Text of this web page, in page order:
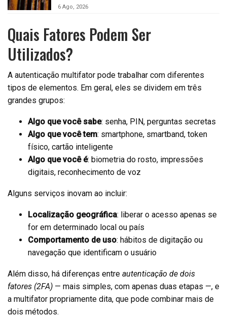
6 Ago, 2026
Quais Fatores Podem Ser
Utilizados?
A autenticação multifator pode trabalhar com diferentes
tipos de elementos. Em geral, eles se dividem em três
grandes grupos:
Algo que você sabe: senha, PIN, perguntas secretas
Algo que você tem: smartphone, smartband, token
físico, cartão inteligente
Algo que você é: biometria do rosto, impressões
digitais, reconhecimento de voz
Alguns serviços inovam ao incluir:
Localização geográfica: liberar o acesso apenas se
for em determinado local ou país
Comportamento de uso: hábitos de digitação ou
navegação que identificam o usuário
Além disso, há diferenças entre autenticação de dois
fatores (2FA) — mais simples, com apenas duas etapas —, e
a multifator propriamente dita, que pode combinar mais de
dois métodos.